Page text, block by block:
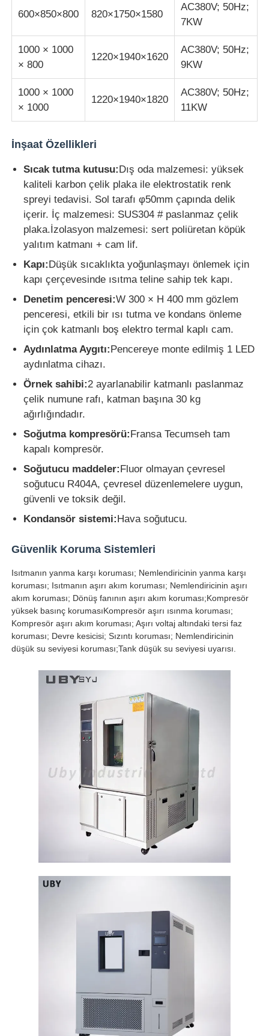
Sertlik denetleyicisi
600×850×800 820×1750×1580
AC380V; 50Hz;
7KW
1000 × 1000
× 800
1220×1940×1620
AC380V; 50Hz;
9KW
1000 × 1000
× 1000
1220×1940×1820
AC380V; 50Hz;
11KW
İnşaat Özellikleri
Sıcak tutma kutusu:Dış oda malzemesi: yüksek
kaliteli karbon çelik plaka ile elektrostatik renk
spreyi tedavisi. Sol tarafı φ50mm çapında delik
içerir. İç malzemesi: SUS304 # paslanmaz çelik
plaka.İzolasyon malzemesi: sert poliüretan köpük
yalıtım katmanı + cam lif.
Kapı:Düşük sıcaklıkta yoğunlaşmayı önlemek için
kapı çerçevesinde ısıtma teline sahip tek kapı.
Denetim penceresi:W 300 × H 400 mm gözlem
penceresi, etkili bir ısı tutma ve kondans önleme
için çok katmanlı boş elektro termal kaplı cam.
Aydınlatma Aygıtı:Pencereye monte edilmiş 1 LED
aydınlatma cihazı.
Örnek sahibi:2 ayarlanabilir katmanlı paslanmaz
çelik numune rafı, katman başına 30 kg
ağırlığındadır.
Soğutma kompresörü:Fransa Tecumseh tam
kapalı kompresör.
Soğutucu maddeler:Fluor olmayan çevresel
soğutucu R404A, çevresel düzenlemelere uygun,
güvenli ve toksik değil.
Kondansör sistemi:Hava soğutucu.
Güvenlik Koruma Sistemleri
Isıtmanın yanma karşı koruması; Nemlendiricinin yanma karşı
koruması; Isıtmanın aşırı akım koruması; Nemlendiricinin aşırı
akım koruması; Dönüş fanının aşırı akım koruması;Kompresör
yüksek basınç korumasıKompresör aşırı ısınma koruması;
Kompresör aşırı akım koruması; Aşırı voltaj altındaki tersi faz
koruması; Devre kesicisi; Sızıntı koruması; Nemlendiricinin
düşük su seviyesi koruması;Tank düşük su seviyesi uyarısı.